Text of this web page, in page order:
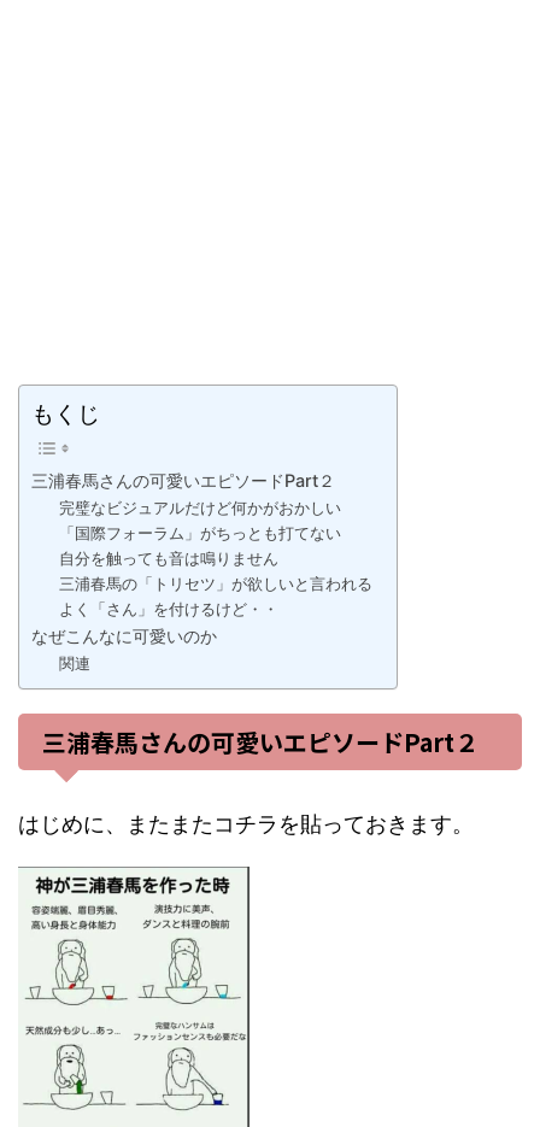
もくじ
三浦春馬さんの可愛いエピソードPart２
完璧なビジュアルだけど何かがおかしい
「国際フォーラム」がちっとも打てない
自分を触っても音は鳴りません
三浦春馬の「トリセツ」が欲しいと言われる
よく「さん」を付けるけど・・
なぜこんなに可愛いのか
関連
三浦春馬さんの可愛いエピソードPart２
はじめに、またまたコチラを貼っておきます。